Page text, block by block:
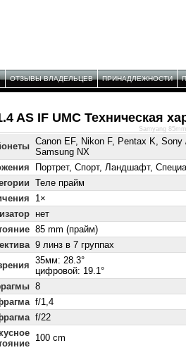
ОТЗЫВЫ ВЛАДЕЛЬЦЕВ ПРИНАДЛЕЖНОСТИ
AS IF UMC Техническая
Canon EF, Nikon F, Pentax K,
Samsung NX
Портрет, Спорт, Ландшафт,
Теле прайм
1×
нет
85 mm (прайм)
9 линз в 7 группах
35мм: 28.3°
цифровой: 19.1°
8
f/1,4
f/22
100 cm
Samyang